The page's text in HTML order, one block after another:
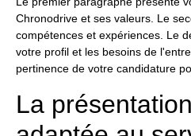
Chronodrive et ses valeurs. Le
compétences et expériences. Le
votre profil et les besoins de
pertinence de votre candidature
La